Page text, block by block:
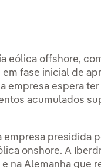
eólica offshore,
fase inicial de
empresa espera ter
acumulados
empresa presidida
onshore. A
na Alemanha que